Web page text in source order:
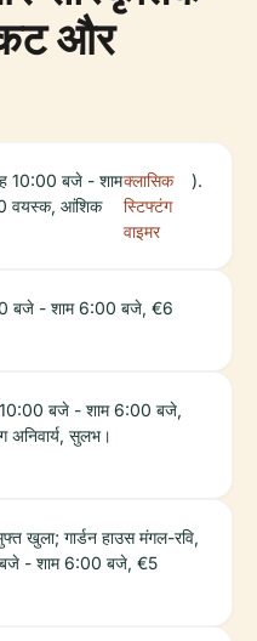
और
10:00 बजे - शाम
वयस्क, आंशिक
क्लासिक
स्टिफ्टंग
वाइमर
).
बजे - शाम 6:00 बजे, €6
10:00 बजे - शाम 6:00 बजे,
सुलभ।
खुला; गार्डन हाउस मंगल-रवि,
- शाम 6:00 बजे, €5